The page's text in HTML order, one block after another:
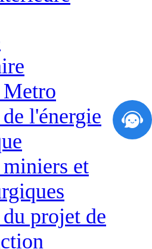
l'énergie
et
projet de